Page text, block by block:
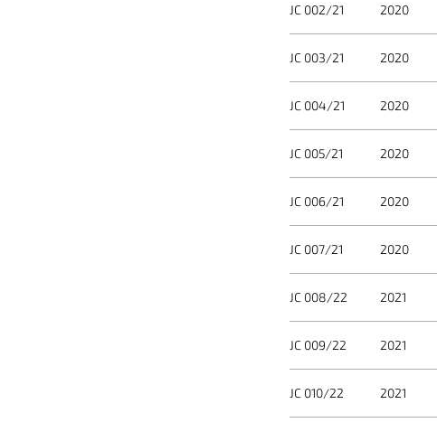
JC 002/21 2020
JC 003/21 2020
JC 004/21 2020
JC 005/21 2020
JC 006/21 2020
JC 007/21 2020
JC 008/22 2021
JC 009/22 2021
JC 010/22 2021